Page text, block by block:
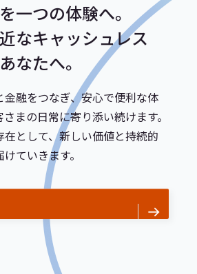
一つの体験へ。
なキャッシュレス
なたへ。
融をつなぎ、安心で便利な体
まの日常に寄り添い続けます。
として、新しい価値と持続的
ていきます。